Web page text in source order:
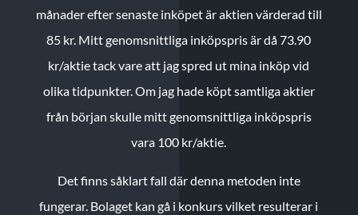
månader efter senaste inköpet är aktien värderad till
85 kr. Mitt genomsnittliga inköpspris är då 73.90
kr/aktie tack vare att jag spred ut mina inköp vid
olika tidpunkter. Om jag hade köpt samtliga aktier
från början skulle mitt genomsnittliga inköpspris
vara 100 kr/aktie.
Det finns såklart fall där denna metoden inte
fungerar. Bolaget kan gå i konkurs vilket resulterar i